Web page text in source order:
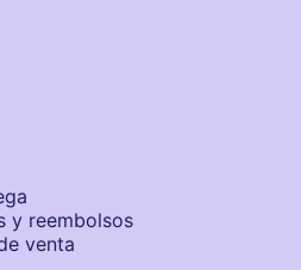
y reembolsos
venta